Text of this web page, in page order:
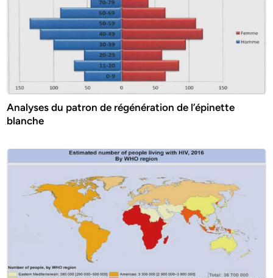
Analyses du patron de régénération de l’épinette
blanche